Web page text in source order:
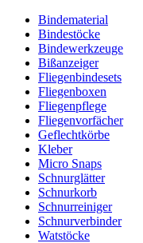
Bindematerial
Bindestöcke
Bindewerkzeuge
Bißanzeiger
Fliegenbindesets
Fliegenboxen
Fliegenpflege
Fliegenvorfächer
Geflechtkörbe
Kleber
Micro Snaps
Schnurglätter
Schnurkorb
Schnurreiniger
Schnurverbinder
Watstöcke